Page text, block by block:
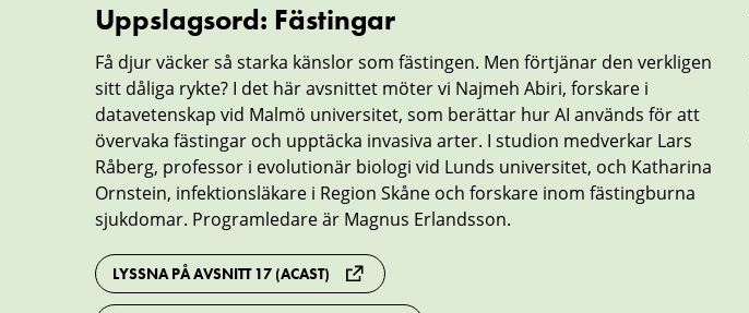
Uppslagsord: Fästingar
Få djur väcker så starka känslor som fästingen. Men förtjänar den verkligen
sitt dåliga rykte? I det här avsnittet möter vi Najmeh Abiri, forskare i
datavetenskap vid Malmö universitet, som berättar hur AI används för att
övervaka fästingar och upptäcka invasiva arter. I studion medverkar Lars
Råberg, professor i evolutionär biologi vid Lunds universitet, och Katharina
Ornstein, infektionsläkare i Region Skåne och forskare inom fästingburna
sjukdomar. Programledare är Magnus Erlandsson.
LYSSNA PÅ AVSNITT 17 (ACAST)